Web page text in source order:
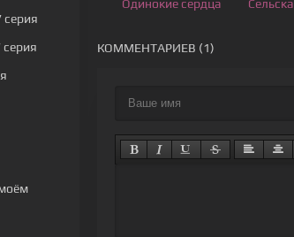
Одинокие сердца
КОММЕНТАРИЕВ (1)
серия
серия